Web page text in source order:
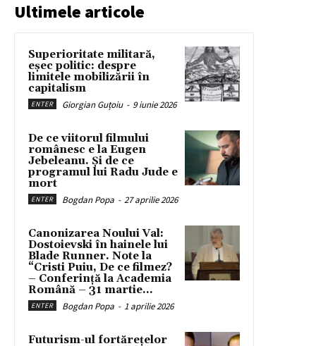
Ultimele articole
Superioritate militară,
eșec politic: despre
limitele mobilizării în
capitalism
ENTER Giorgian Guțoiu - 9 iunie 2026
De ce viitorul filmului
românesc e la Eugen
Jebeleanu. Și de ce
programul lui Radu Jude e
mort
ENTER Bogdan Popa - 27 aprilie 2026
Canonizarea Noului Val:
Dostoievski în hainele lui
Blade Runner. Note la
“Cristi Puiu, De ce filmez?
– Conferință la Academia
Română – 31 martie...
ENTER Bogdan Popa - 1 aprilie 2026
Futurism-ul fortărețelor